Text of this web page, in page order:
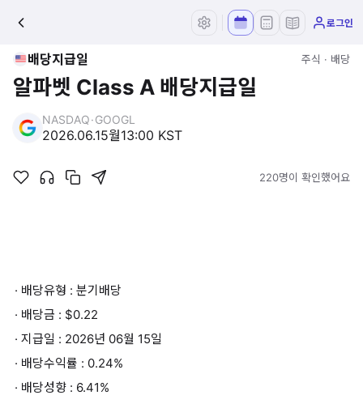
로그인
배당지급일 주식 · 배당
알파벳 Class A 배당지급일
NASDAQ·GOOGL
2026.06.15월13:00 KST
220명이 확인했어요
· 배당유형 : 분기배당
· 배당금 : $0.22
· 지급일 : 2026년 06월 15일
· 배당수익률 : 0.24%
· 배당성향 : 6.41%